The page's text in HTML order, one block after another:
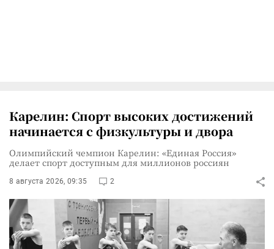
Карелин: Спорт высоких достижений
начинается с физкультуры и двора
Олимпийский чемпион Карелин: «Единая Россия»
делает спорт доступным для миллионов россиян
8 августа 2026, 09:35 2